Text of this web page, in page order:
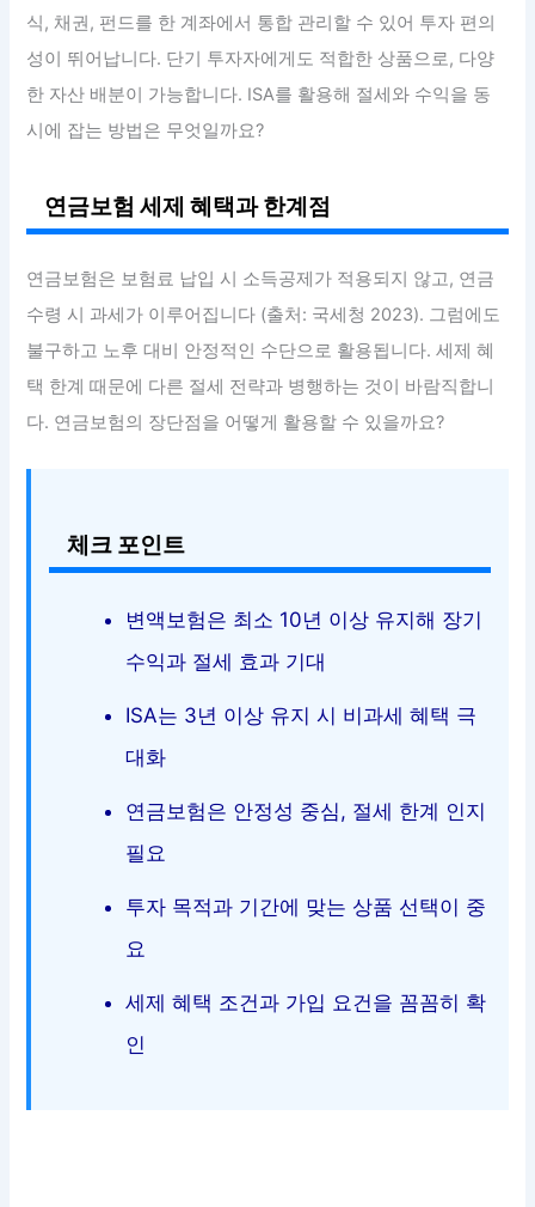
식, 채권, 펀드를 한 계좌에서 통합 관리할 수 있어 투자 편의
성이 뛰어납니다. 단기 투자자에게도 적합한 상품으로, 다양
한 자산 배분이 가능합니다. ISA를 활용해 절세와 수익을 동
시에 잡는 방법은 무엇일까요?
연금보험 세제 혜택과 한계점
연금보험은 보험료 납입 시 소득공제가 적용되지 않고, 연금
수령 시 과세가 이루어집니다 (출처: 국세청 2023). 그럼에도
불구하고 노후 대비 안정적인 수단으로 활용됩니다. 세제 혜
택 한계 때문에 다른 절세 전략과 병행하는 것이 바람직합니
다. 연금보험의 장단점을 어떻게 활용할 수 있을까요?
체크 포인트
변액보험은 최소 10년 이상 유지해 장기
수익과 절세 효과 기대
ISA는 3년 이상 유지 시 비과세 혜택 극
대화
연금보험은 안정성 중심, 절세 한계 인지
필요
투자 목적과 기간에 맞는 상품 선택이 중
요
세제 혜택 조건과 가입 요건을 꼼꼼히 확
인